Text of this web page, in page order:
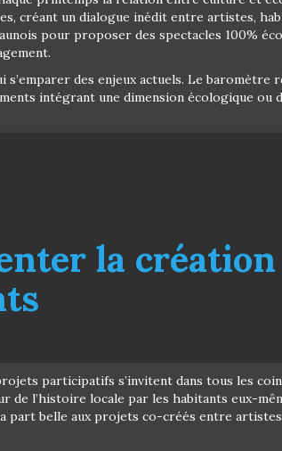
créant un dialogue inédit entre artistes,
pour proposer des spectacles 100%
des enjeux actuels. Le baromètre
intégrant une dimension écologique ou
la création
participatifs s’invitent dans tous les
de l’histoire locale par les habitants eux-
part belle aux projets co-créés entre